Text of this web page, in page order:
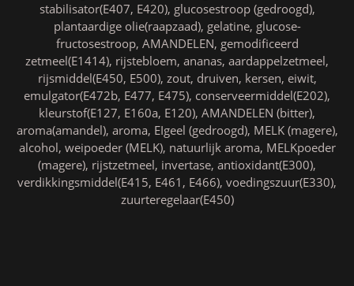
stabilisator(E407, E420), glucosestroop (gedroogd),
plantaardige olie(raapzaad), gelatine, glucose-
fructosestroop, AMANDELEN, gemodificeerd
zetmeel(E1414), rijstebloem, ananas, aardappelzetmeel,
rijsmiddel(E450, E500), zout, druiven, kersen, eiwit,
emulgator(E472b, E477, E475), conserveermiddel(E202),
kleurstof(E127, E160a, E120), AMANDELEN (bitter),
aroma(amandel), aroma, EIgeel (gedroogd), MELK (magere),
alcohol, weipoeder (MELK), natuurlijk aroma, MELKpoeder
(magere), rijstzetmeel, invertase, antioxidant(E300),
verdikkingsmiddel(E415, E461, E466), voedingszuur(E330),
zuurteregelaar(E450)